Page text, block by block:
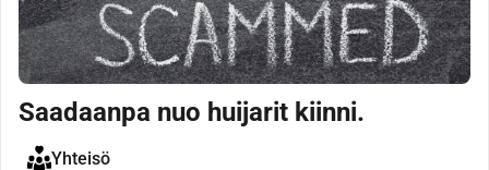
Saadaanpa nuo huijarit kiinni.
Yhteisö